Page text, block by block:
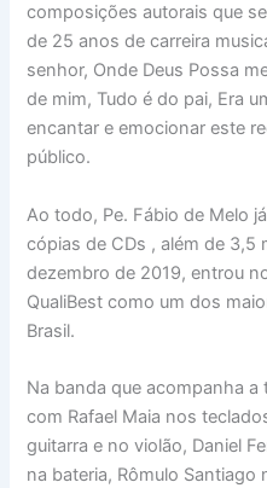
composições autorais que
de 25 anos de carreira
senhor, Onde Deus Possa
de mim, Tudo é do pai, Era
encantar e emocionar este
público.
Ao todo, Pe. Fábio de Melo
cópias de CDs , além de 3,5
dezembro de 2019, entrou
QualiBest como um dos
Brasil.
Na banda que acompanha a
com Rafael Maia nos
guitarra e no violão, Daniel
na bateria, Rômulo